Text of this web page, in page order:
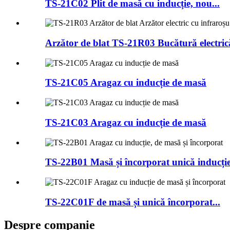
TS-21C02 Plit de masă cu inducție, nou...
Arzător de blat TS-21R03 Bucătură
TS-21C05 Aragaz cu inducție de masă
TS-21C03 Aragaz cu inducție de masă
TS-22B01 Masă și încorporat unică
TS-22C01F de masă și unică încorporat...
Despre companie